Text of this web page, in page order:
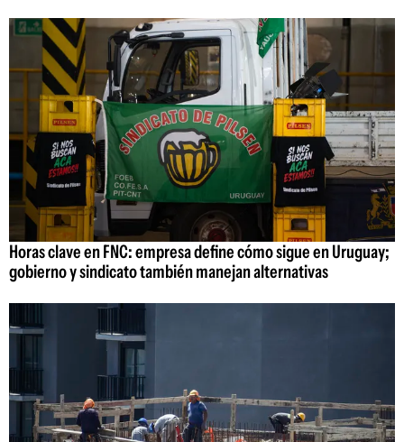
Horas clave en FNC: empresa define cómo sigue en Uruguay;
gobierno y sindicato también manejan alternativas